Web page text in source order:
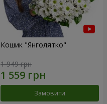
Кошик "Янголятко"
1 949 грн
Замовити